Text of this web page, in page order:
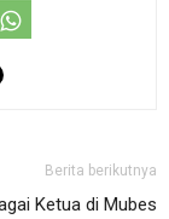
Berita berikutnya
Ketua di Mubes